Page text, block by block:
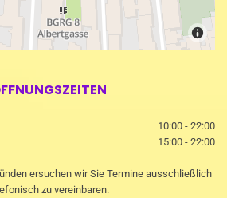
10:00 - 22:00
15:00 - 22:00
ersuchen wir Sie Termine ausschließlich
zu vereinbaren.